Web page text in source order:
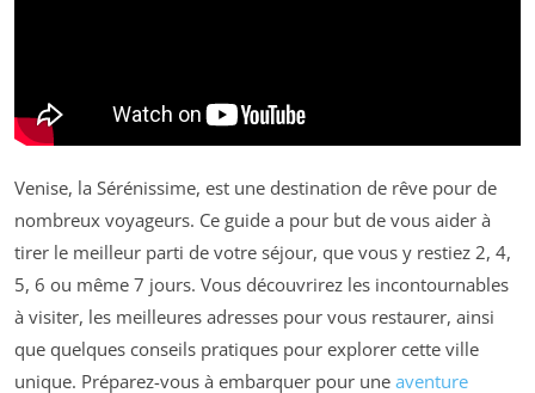
Venise, la Sérénissime, est une destination de rêve pour de
nombreux voyageurs. Ce guide a pour but de vous aider à
tirer le meilleur parti de votre séjour, que vous y restiez 2, 4,
5, 6 ou même 7 jours. Vous découvrirez les incontournables
à visiter, les meilleures adresses pour vous restaurer, ainsi
que quelques conseils pratiques pour explorer cette ville
unique. Préparez-vous à embarquer pour une aventure